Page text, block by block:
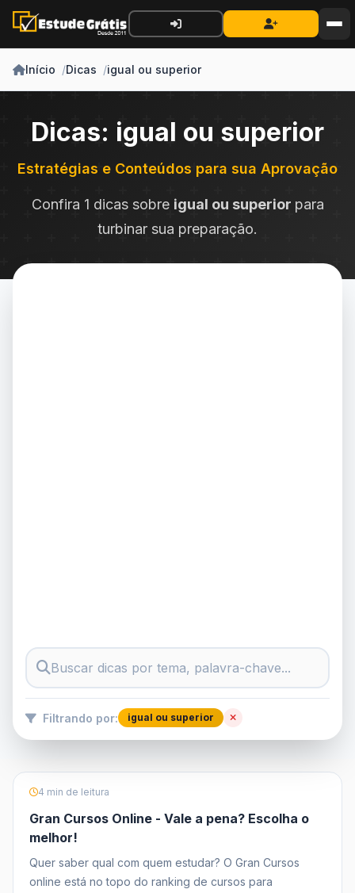
Início Dicas igual ou superior
Dicas: igual ou superior
Estratégias e Conteúdos para sua Aprovação
Confira 1 dicas sobre igual ou superior para
turbinar sua preparação.
Filtrando por: igual ou superior
4 min de leitura
Gran Cursos Online - Vale a pena? Escolha o
melhor!
Quer saber qual com quem estudar? O Gran Cursos
online está no topo do ranking de cursos para